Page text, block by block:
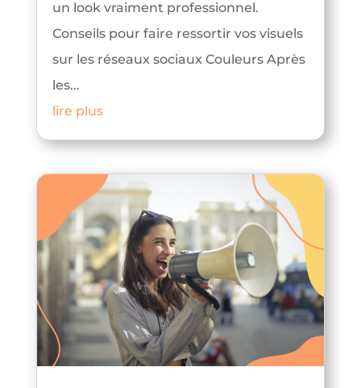
un look vraiment professionnel.
Conseils pour faire ressortir vos visuels
sur les réseaux sociaux Couleurs Après
les...
lire plus